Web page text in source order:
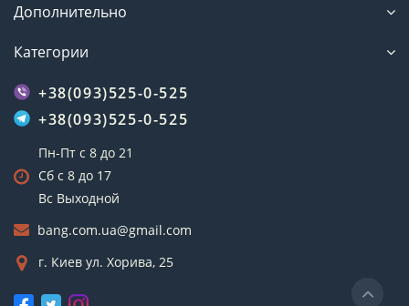
Дополнительно
Категории
+38(093)525-0-525
+38(093)525-0-525
Пн-Пт с 8 до 21
Сб с 8 до 17
Вс Выходной
bang.com.ua@gmail.com
г. Киев ул. Хорива, 25